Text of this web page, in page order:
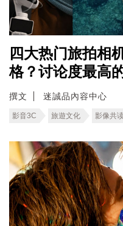
四大热门旅拍相
格？讨论度最高
撰文 迷誠品內容中心
影音3C 旅遊文化 影像共